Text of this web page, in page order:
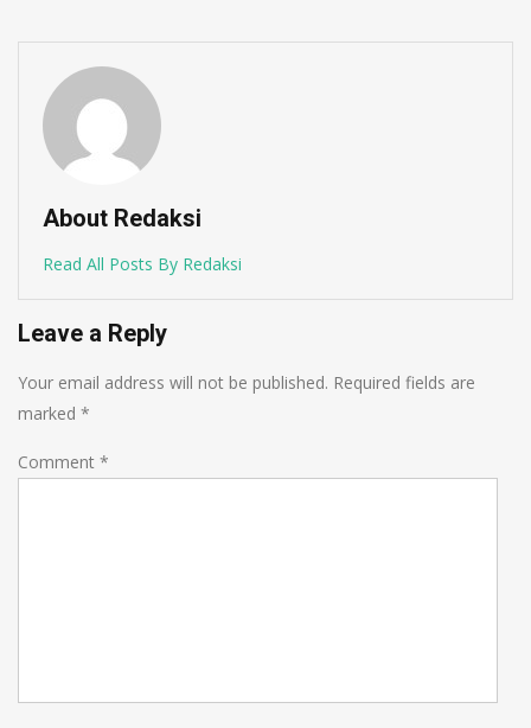
About Redaksi
Read All Posts By Redaksi
Leave a Reply
Your email address will not be published. Required fields are
marked *
Comment *